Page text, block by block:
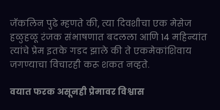
जॅकलिन पुढे म्हणते की, त्या दिवशीचा एक मेसेज
हळुहळू रंजक संभाषणात बदलला आणि 14 महिन्यांत
त्यांचे प्रेम इतके गडद झाले की ते एकमेकांशिवाय
जगण्याचा विचारही करू शकत नव्हते.
वयात फरक असूनही प्रेमावर विश्वास